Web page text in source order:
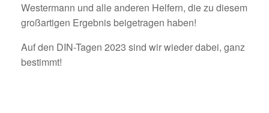
Westermann und alle anderen Helfern, die zu diesem
großartigen Ergebnis beigetragen haben!
Auf den DIN-Tagen 2023 sind wir wieder dabei, ganz
bestimmt!